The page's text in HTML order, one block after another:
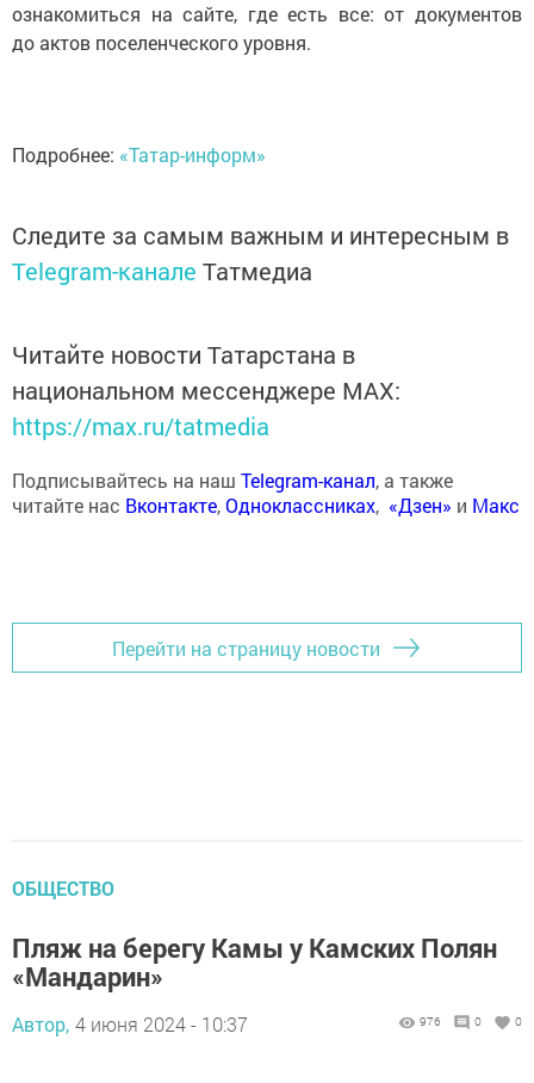
ознакомиться на сайте, где есть все: от документов
до актов поселенческого уровня.
Подробнее: «Татар-информ»
Следите за самым важным и интересным в
Telegram-канале Татмедиа
Читайте новости Татарстана в
национальном мессенджере MАХ:
https://max.ru/tatmedia
Подписывайтесь на наш Telegram-канал, а также
читайте нас Вконтакте,Одноклассниках, «Дзен» и Макс
Перейти на страницу новости
ОБЩЕСТВО
Пляж на берегу Камы у Камских Полян
«Мандарин»
Автор, 4 июня 2024 - 10:37 976 0 0